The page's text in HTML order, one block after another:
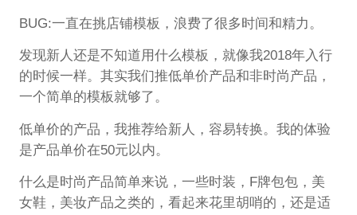
BUG:一直在挑店铺模板，浪费了很多时间和精力。
发现新人还是不知道用什么模板，就像我2018年入行
的时候一样。其实我们推低单价产品和非时尚产品，
一个简单的模板就够了。
低单价的产品，我推荐给新人，容易转换。我的体验
是产品单价在50元以内。
什么是时尚产品简单来说，一些时装，F牌包包，美
女鞋，美妆产品之类的，看起来花里胡哨的，还是适